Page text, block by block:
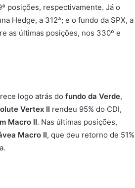
posições, respectivamente. Já o
Hedge, a 312ª; e o fundo da SPX, a
as últimas posições, nos 330º e
logo atrás do fundo da Verde,
Vertex II rendeu 95% do CDI,
Macro II. Nas últimas posições,
Macro II, que deu retorno de 51%